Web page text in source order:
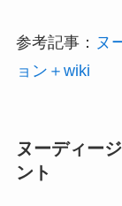
参考記事： ヌ
ョン＋wiki
ヌーディー
ント